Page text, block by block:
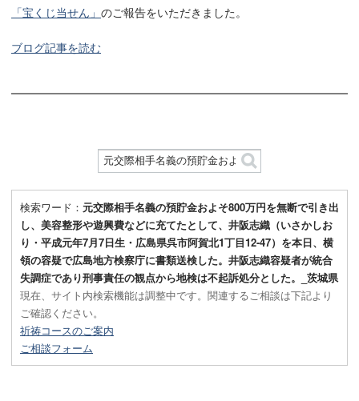
「宝くじ当せん」 のご報告をいただきました。
ブログ記事を読む
検索ワード： 元交際相手名義の預貯金およそ800万円を無断で引き出
し、美容整形や遊興費などに充てたとして、井阪志織（いさかしお
り・平成元年7月7日生・広島県呉市阿賀北1丁目12-47）を本日、横
領の容疑で広島地方検察庁に書類送検した。井阪志織容疑者が統合
失調症であり刑事責任の観点から地検は不起訴処分とした。_茨城県
現在、サイト内検索機能は調整中です。関連するご相談は下記より
ご確認ください。
祈祷コースのご案内
ご相談フォーム